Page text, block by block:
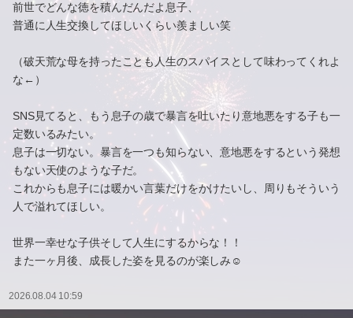
前世でどんな徳を積んだんだよ息子、
普通に人生交換してほしいくらい羨ましい笑
（破天荒な母を持ったことも人生のスパイスとして味わってくれよ
な←）
SNS見てると、もう息子の歳で暴言を吐いたり意地悪をする子も一
定数いるみたい。
息子は一切ない。暴言を一つも知らない、意地悪をするという発想
もない天使のような子だ。
これからも息子には暖かい言葉だけをかけたいし、周りもそういう
人で溢れてほしい。
世界一幸せな子供そして人生にするからな！！
また一ヶ月後、成長した姿を見るのが楽しみ☺️
2026.08.04 10:59